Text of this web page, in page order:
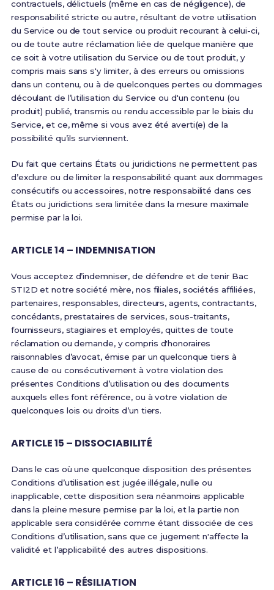
contractuels, délictuels (même en cas de négligence), de
responsabilité stricte ou autre, résultant de votre utilisation
du Service ou de tout service ou produit recourant à celui-ci,
ou de toute autre réclamation liée de quelque manière que
ce soit à votre utilisation du Service ou de tout produit, y
compris mais sans s'y limiter, à des erreurs ou omissions
dans un contenu, ou à de quelconques pertes ou dommages
découlant de l’utilisation du Service ou d'un contenu (ou
produit) publié, transmis ou rendu accessible par le biais du
Service, et ce, même si vous avez été averti(e) de la
possibilité qu’ils surviennent.
Du fait que certains États ou juridictions ne permettent pas
d’exclure ou de limiter la responsabilité quant aux dommages
consécutifs ou accessoires, notre responsabilité dans ces
États ou juridictions sera limitée dans la mesure maximale
permise par la loi.
ARTICLE 14 – INDEMNISATION
Vous acceptez d’indemniser, de défendre et de tenir Bac
STI2D et notre société mère, nos filiales, sociétés affiliées,
partenaires, responsables, directeurs, agents, contractants,
concédants, prestataires de services, sous-traitants,
fournisseurs, stagiaires et employés, quittes de toute
réclamation ou demande, y compris d'honoraires
raisonnables d’avocat, émise par un quelconque tiers à
cause de ou consécutivement à votre violation des
présentes Conditions d’utilisation ou des documents
auxquels elles font référence, ou à votre violation de
quelconques lois ou droits d’un tiers.
ARTICLE 15 – DISSOCIABILITÉ
Dans le cas où une quelconque disposition des présentes
Conditions d’utilisation est jugée illégale, nulle ou
inapplicable, cette disposition sera néanmoins applicable
dans la pleine mesure permise par la loi, et la partie non
applicable sera considérée comme étant dissociée de ces
Conditions d’utilisation, sans que ce jugement n'affecte la
validité et l’applicabilité des autres dispositions.
ARTICLE 16 – RÉSILIATION